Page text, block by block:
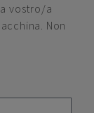
vostro/a
Non